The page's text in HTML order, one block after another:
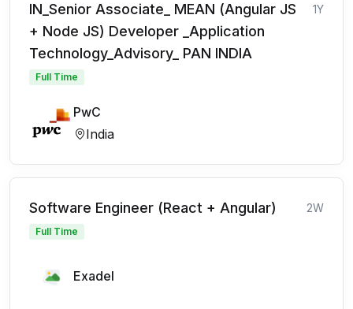
IN_Senior Associate_ MEAN (Angular JS
+ Node JS) Developer _Application
Technology_Advisory_ PAN INDIA
1Y
Full Time
PwC
India
Software Engineer (React + Angular) 2W
Full Time
Exadel